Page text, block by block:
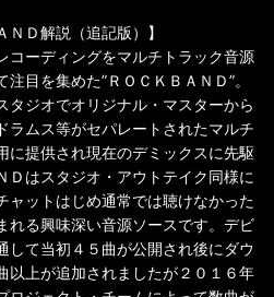
ＮＤ解説（追記版）】
コーディングをマルチトラック音源
目を集めた”ＲＯＣＫＢＡＮＤ”。
タジオでオリジナル・マスターから
ラムス等がセパレートされたマルチ
に提供され現在のデミックスに先駆
Ｄはスタジオ・アウトテイク同様に
ャットはじめ通常では聴けなかった
れる興味深い音源ソースです。デビ
して当初４５曲が公開され後にダウ
以上が追加されましたが２０１６年